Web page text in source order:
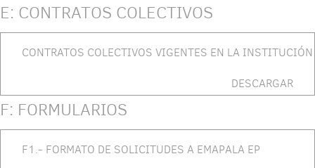
E: CONTRATOS COLECTIVOS
CONTRATOS COLECTIVOS VIGENTES EN LA INSTITUCIÓN
DESCARGAR
F: FORMULARIOS
F1.- FORMATO DE SOLICITUDES A EMAPALA EP